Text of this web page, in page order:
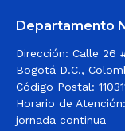
Los Diálogos
Los
darán cita en
Nacional de
Departamento
Dirección: Calle 26
Bogotá D.C.,
Código Postal:
Horario de
jornada continua